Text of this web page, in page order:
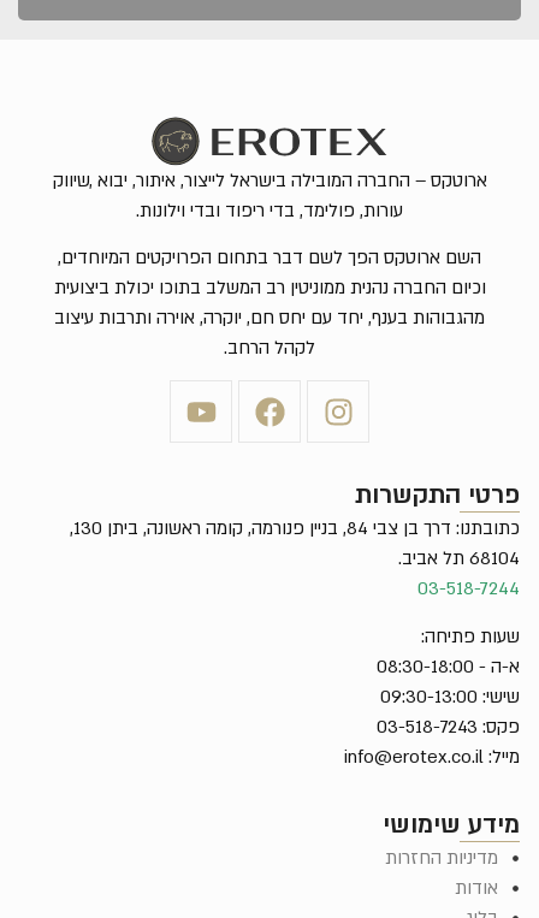
מידע שימושי
מדיניות החזרות
אודות
פרטי התקשרות
כתובתנו: דרך בן צבי 84, בניין פנורמה, קומה ראשונה, ביתן 130,
68104 תל אביב.
03-518-7244
שעות פתיחה:
א-ה - 08:30-18:00
שישי: 09:30-13:00
פקס: 03-518-7243
מייל: info@erotex.co.il
ארוטקס – החברה המובילה בישראל לייצור, איתור, יבוא ,שיווק
עורות, פולימד, בדי ריפוד ובדי וילונות.
השם ארוטקס הפך לשם דבר בתחום הפרויקטים המיוחדים,
וכיום החברה נהנית ממוניטין רב המשלב בתוכו יכולת ביצועית
מהגבוהות בענף, יחד עם יחס חם, יוקרה, אוירה ותרבות עיצוב
לקהל הרחב.